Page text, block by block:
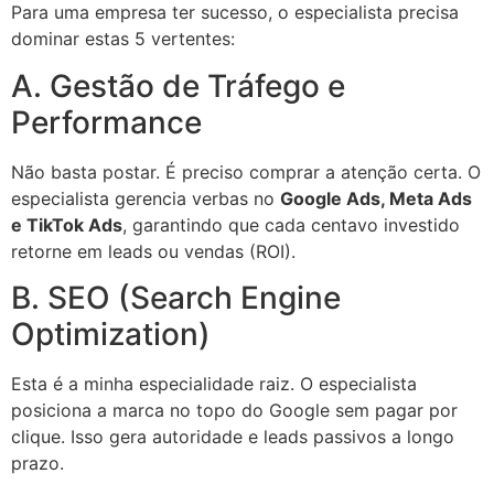
Para uma empresa ter sucesso, o especialista precisa
dominar estas 5 vertentes:
A. Gestão de Tráfego e
Performance
Não basta postar. É preciso comprar a atenção certa. O
especialista gerencia verbas no Google Ads, Meta Ads
e TikTok Ads, garantindo que cada centavo investido
retorne em leads ou vendas (ROI).
B. SEO (Search Engine
Optimization)
Esta é a minha especialidade raiz. O especialista
posiciona a marca no topo do Google sem pagar por
clique. Isso gera autoridade e leads passivos a longo
prazo.